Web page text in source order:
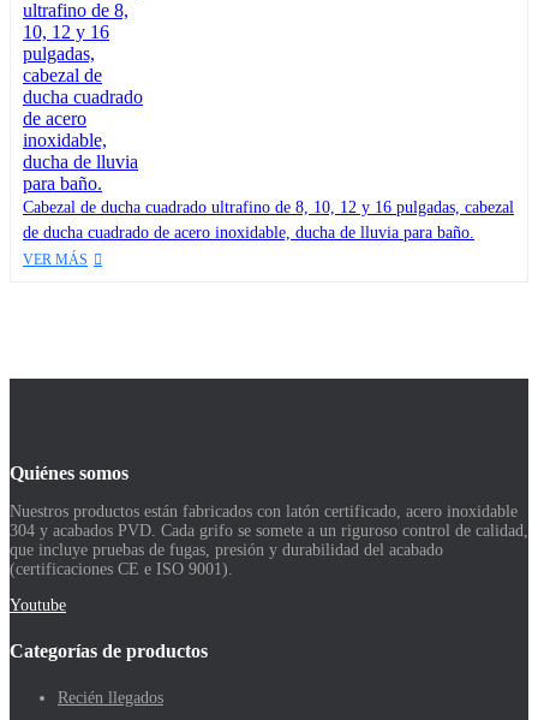
Cabezal de ducha cuadrado ultrafino de 8, 10, 12 y 16 pulgadas, cabezal
de ducha cuadrado de acero inoxidable, ducha de lluvia para baño.
VER MÁS
Quiénes somos
Nuestros productos están fabricados con latón certificado, acero inoxidable
304 y acabados PVD. Cada grifo se somete a un riguroso control de calidad,
que incluye pruebas de fugas, presión y durabilidad del acabado
(certificaciones CE e ISO 9001).
Youtube
Categorías de productos
Recién llegados